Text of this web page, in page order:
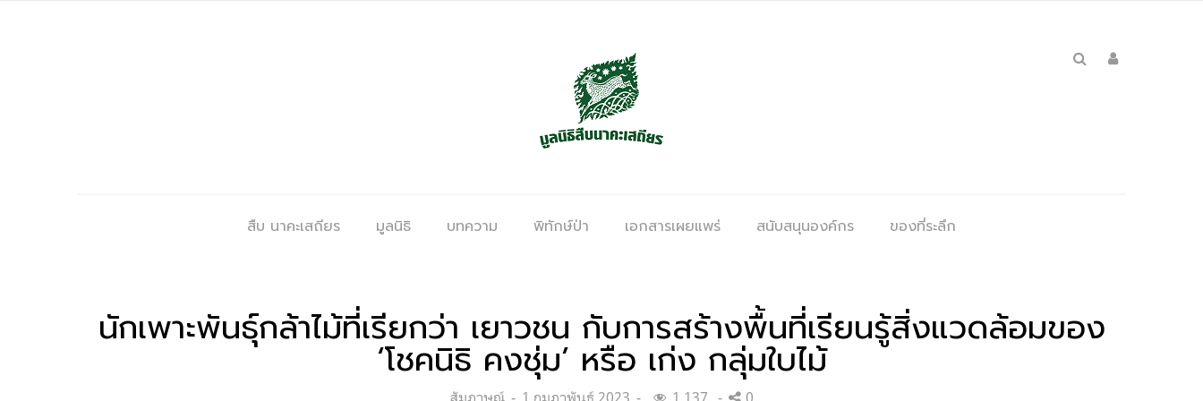
สืบ นาคะเสถียร มูลนิธิ บทความ พิทักษ์ป่า เอกสารเผยแพร่ สนับสนุนองค์กร ของที่ระลึก
นักเพาะพันธุ์กล้าไม้ที่เรียกว่า เยาวชน กับการสร้างพื้นที่เรียนรู้สิ่งแวดล้อมของ
‘โชคนิธิ คงชุ่ม’ หรือ เก่ง กลุ่มใบไม้
Categories:
สัมภาษณ์ Posted
1 กุมภาพันธ์ 2023 1,137 0